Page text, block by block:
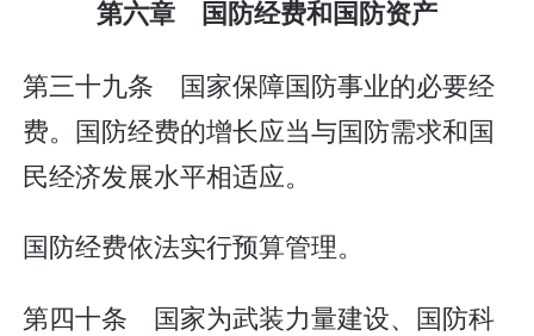
第六章 国防经费和国防资产
第三十九条 国家保障国防事业的必要经
费。国防经费的增长应当与国防需求和国
民经济发展水平相适应。
国防经费依法实行预算管理。
第四十条 国家为武装力量建设、国防科